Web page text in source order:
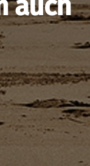
auch